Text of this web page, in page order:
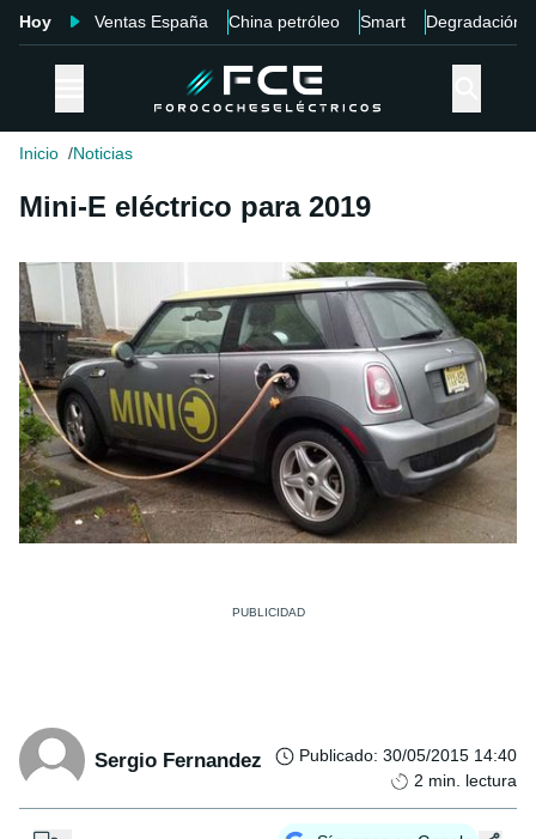
Hoy Ventas España China petróleo Smart Degradación
Inicio Noticias
Mini-E eléctrico para 2019
Sergio Fernandez Publicado: 30/05/2015 14:40
2 min. lectura